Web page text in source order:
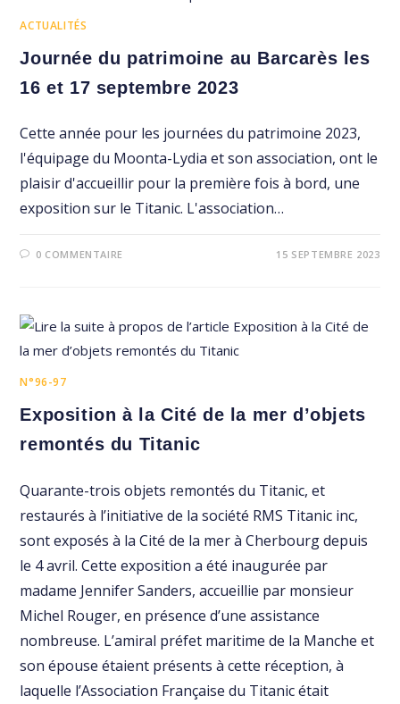
ACTUALITÉS
Journée du patrimoine au Barcarès les
16 et 17 septembre 2023
Cette année pour les journées du patrimoine 2023,
l'équipage du Moonta-Lydia et son association, ont le
plaisir d'accueillir pour la première fois à bord, une
exposition sur le Titanic. L'association…
0 COMMENTAIRE 15 SEPTEMBRE 2023
N°96-97
Exposition à la Cité de la mer d’objets
remontés du Titanic
Quarante-trois objets remontés du Titanic, et
restaurés à l’initiative de la société RMS Titanic inc,
sont exposés à la Cité de la mer à Cherbourg depuis
le 4 avril. Cette exposition a été inaugurée par
madame Jennifer Sanders, accueillie par monsieur
Michel Rouger, en présence d’une assistance
nombreuse. L’amiral préfet maritime de la Manche et
son épouse étaient présents à cette réception, à
laquelle l’Association Française du Titanic était